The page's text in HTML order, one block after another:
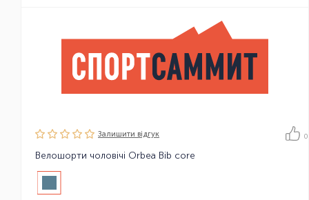
Залишити вiдгук 0
Велошорти чоловічі Orbea Bib core